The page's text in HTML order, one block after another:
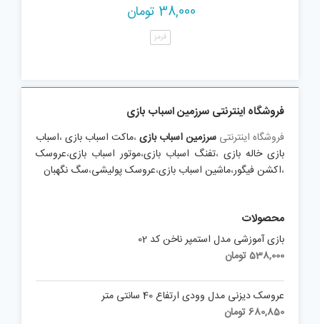
38,000 تومان
قرمز
فروشگاه اینترنتی سرزمین اسباب بازی
فروشگاه اینترنتی سرزمین اسباب بازی،ماکت اسباب بازی،اسباب
بازی خاله بازی ،تفنگ اسباب بازی،موتور اسباب بازی،عروسک
،اکشن فیگور،ماشین اسباب بازی،عروسک پولیشی،سگ نگهبان
محصولات
بازی آموزشی مدل استمپر ناخن کد 02
538,000تومان
عروسک دیزنی مدل وودی ارتفاع 40 سانتی متر
680,850تومان